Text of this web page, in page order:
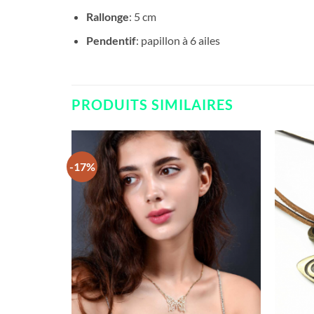
Rallonge: 5 cm
Pendentif: papillon à 6 ailes
PRODUITS SIMILAIRES
-17%